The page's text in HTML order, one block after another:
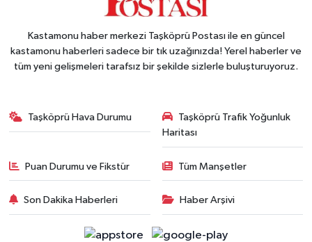
Kastamonu haber merkezi Taşköprü Postası ile en güncel
kastamonu haberleri sadece bir tık uzağınızda! Yerel haberler ve
tüm yeni gelişmeleri tarafsız bir şekilde sizlerle buluşturuyoruz.
Taşköprü Hava Durumu
Taşköprü Trafik Yoğunluk
Haritası
Puan Durumu ve Fikstür Tüm Manşetler
Son Dakika Haberleri Haber Arşivi